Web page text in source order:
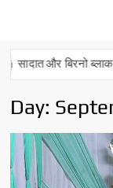
बिरनो ब्लाक को मिले
Day: